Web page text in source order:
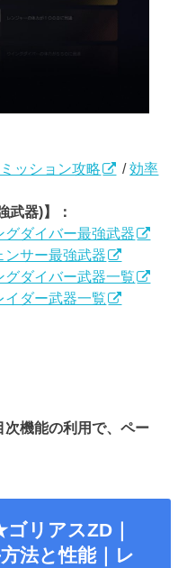
ッション攻略 /効率
武器)】：
グダイバー最強武器
ンサー最強武器
グダイバー武器一覧
イダー武器一覧
次機能の利用で、ペー
リアスZD｜
法と性能｜レ